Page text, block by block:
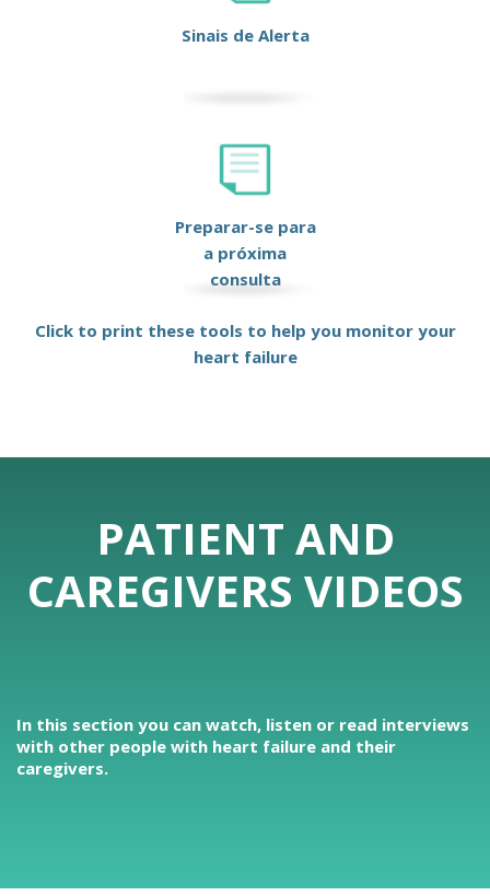
Sinais de Alerta
Preparar-se para
a próxima
consulta
Click to print these tools to help you monitor your
heart failure
PATIENT AND
CAREGIVERS VIDEOS
In this section you can watch, listen or read interviews
with other people with heart failure and their
caregivers.